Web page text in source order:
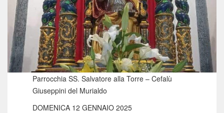
Parrocchia SS. Salvatore alla Torre – Cefalù
Giuseppini del Murialdo
DOMENICA 12 GENNAIO 2025